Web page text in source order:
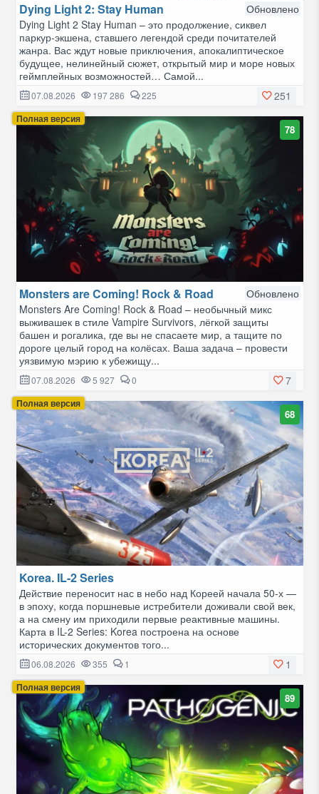
Dying Light 2: Stay Human
Обновлено
Dying Light 2 Stay Human – это продолжение, сиквел
паркур-экшена, ставшего легендой среди почитателей
жанра. Вас ждут новые приключения, апокалиптическое
будущее, нелинейный сюжет, открытый мир и море новых
геймплейных возможностей… Самой...
251
07.08.2026 197 286 225
Полная версия
78
Monsters are Coming! Rock & Road
Обновлено
Monsters Are Coming! Rock & Road – необычный микс
выживашек в стиле Vampire Survivors, лёгкой защиты
башен и рогалика, где вы не спасаете мир, а тащите по
дороге целый город на колёсах. Ваша задача – провести
уязвимую мэрию к убежищу...
7
07.08.2026 5 927 0
Полная версия
68
Korea. IL-2 Series
Действие переносит нас в небо над Кореей начала 50-х —
в эпоху, когда поршневые истребители доживали свой век,
а на смену им приходили первые реактивные машины.
Карта в IL-2 Series: Korea построена на основе
исторических документов того...
1
06.08.2026 355 1
Полная версия
89